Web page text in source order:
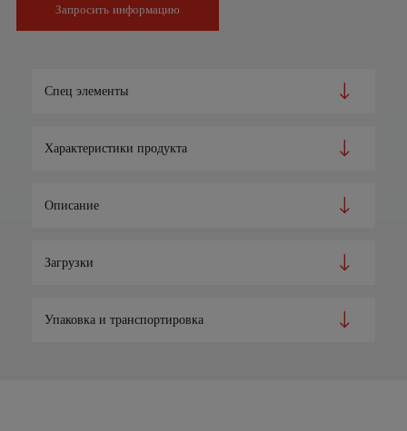
Запросить информацию
Спец элементы
Характеристики продукта
Описание
Загрузки
Упаковка и транспортировка